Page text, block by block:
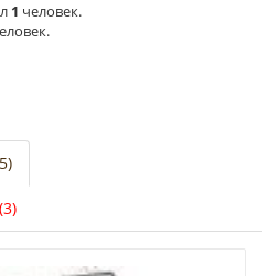
1 человек.